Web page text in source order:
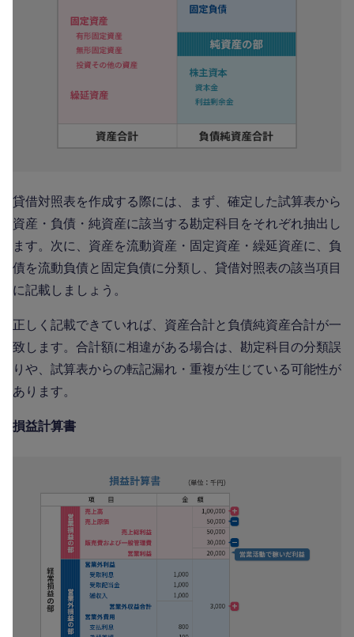
貸借対照表を作成する際には、まず、確定した試算表から
資産・負債・純資産に該当する勘定科目をそれぞれ抽出し
ます。次に、資産を流動資産・固定資産・繰延資産に、負
債を流動負債と固定負債に分類し、貸借対照表の該当項目
に記載しましょう。
正しく記載できていれば、資産合計と負債純資産合計が一
致します。合計額に相違がある場合は、勘定科目の分類誤
りや、試算表からの転記漏れ・重複が生じている可能性が
あります。
損益計算書